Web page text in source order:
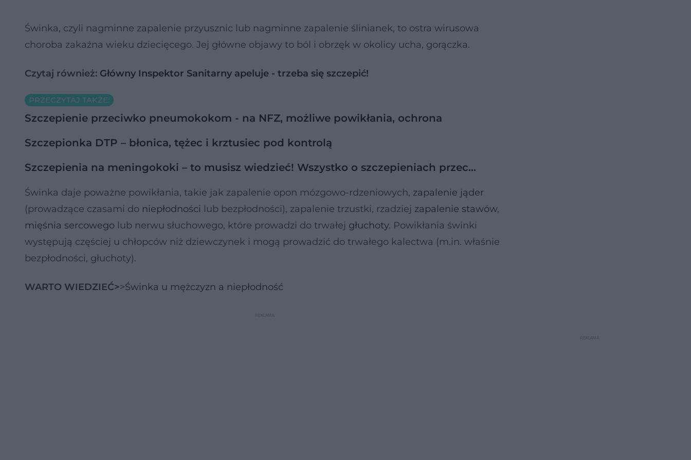
Świnka, czyli nagminne zapalenie przyusznic lub nagminne zapalenie ślinianek, to ostra wirusowa
choroba zakaźna wieku dziecięcego. Jej główne objawy to ból i obrzęk w okolicy ucha, gorączka.
Czytaj również: Główny Inspektor Sanitarny apeluje - trzeba się szczepić!
PRZECZYTAJ TAKŻE:
Szczepienie przeciwko pneumokokom - na NFZ, możliwe powikłania, ochrona
Szczepionka DTP – błonica, tężec i krztusiec pod kontrolą
Szczepienia na meningokoki – to musisz wiedzieć! Wszystko o szczepieniach przec…
Świnka daje poważne powikłania, takie jak zapalenie opon mózgowo-rdzeniowych, zapalenie jąder
(prowadzące czasami do niepłodności lub bezpłodności), zapalenie trzustki, rzadziej zapalenie stawów,
mięśnia sercowego lub nerwu słuchowego, które prowadzi do trwałej głuchoty. Powikłania świnki
występują częściej u chłopców niż dziewczynek i mogą prowadzić do trwałego kalectwa (m.in. właśnie
bezpłodności, głuchoty).
WARTO WIEDZIEĆ>>Świnka u mężczyzn a niepłodność